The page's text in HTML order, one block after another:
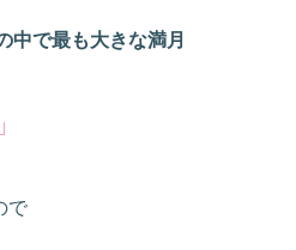
中で最も大きな満月
で